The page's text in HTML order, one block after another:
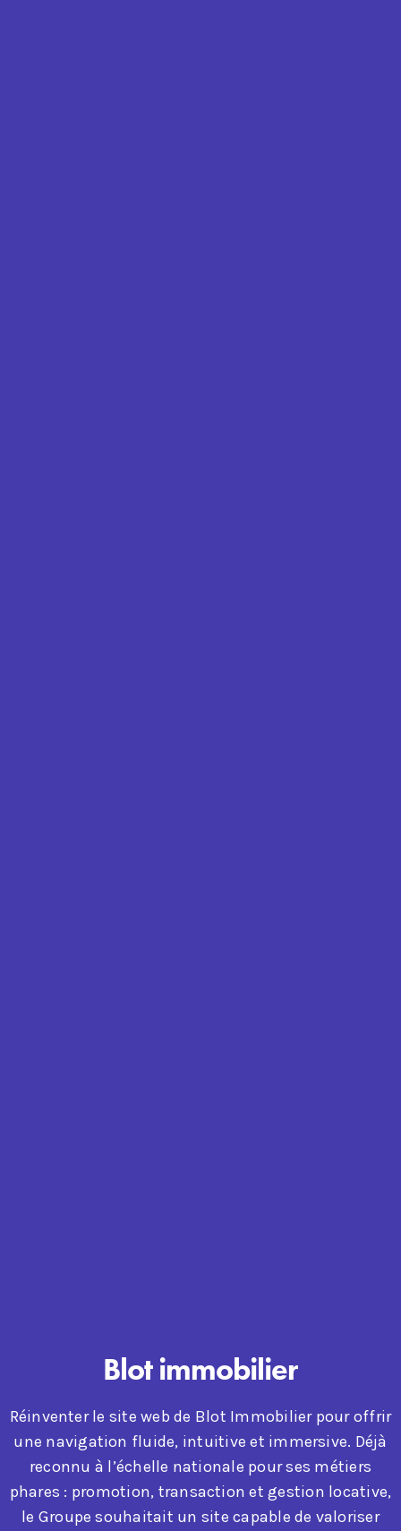
Blot immobilier
Réinventer le site web de Blot Immobilier pour offrir
une navigation fluide, intuitive et immersive. Déjà
reconnu à l’échelle nationale pour ses métiers
phares : promotion, transaction et gestion locative,
le Groupe souhaitait un site capable de valoriser